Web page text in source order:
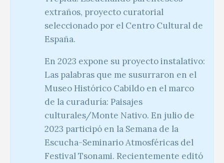
extraños, proyecto curatorial
seleccionado por el Centro Cultural de
España.
En 2023 expone su proyecto instalativo:
Las palabras que me susurraron en el
Museo Histórico Cabildo en el marco
de la curaduría: Paisajes
culturales/Monte Nativo. En julio de
2023 participó en la Semana de la
Escucha-Seminario Atmosféricas del
Festival Tsonami. Recientemente editó